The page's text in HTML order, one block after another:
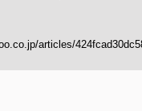
articles/